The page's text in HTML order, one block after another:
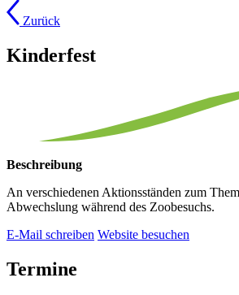
Zurück
Kinderfest
Beschreibung
An verschiedenen Aktionsständen zum
Abwechslung während des Zoobesuchs.
E-Mail schreiben Website besuchen
Termine